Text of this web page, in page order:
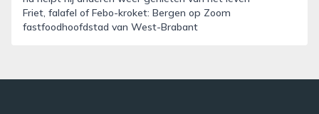
Friet, falafel of Febo-kroket: Bergen op Zoom
fastfoodhoofdstad van West-Brabant